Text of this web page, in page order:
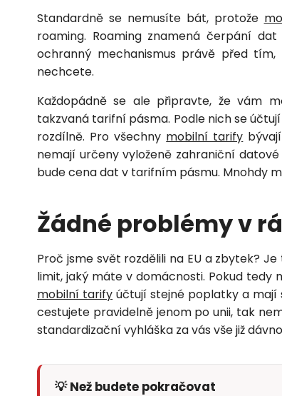
Standardně se nemusíte bát, protože
roaming. Roaming znamená čerpání
ochranný mechanismus právě před
nechcete.
Každopádně se ale připravte, že vám
takzvaná tarifní pásma. Podle nich se
rozdílně. Pro všechny mobilní tarify
nemají určeny vyloženě zahraniční
bude cena dat v tarifním pásmu. Mnohdy
Žádné problémy v
Proč jsme svět rozdělili na EU a zbytek?
limit, jaký máte v domácnosti. Pokud
mobilní tarify účtují stejné poplatky a mají
cestujete pravidelně jenom po unii, tak
standardizační vyhláška za vás vše již
💡 Než budete pokračovat